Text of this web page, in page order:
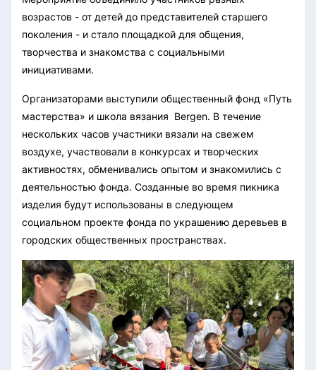
возрастов - от детей до представителей старшего
поколения - и стало площадкой для общения,
творчества и знакомства с социальными
инициативами.
Организаторами выступили общественный фонд «Путь
мастерства» и школа вязания Bergen. В течение
нескольких часов участники вязали на свежем
воздухе, участвовали в конкурсах и творческих
активностях, обменивались опытом и знакомились с
деятельностью фонда. Созданные во время пикника
изделия будут использованы в следующем
социальном проекте фонда по украшению деревьев в
городских общественных пространствах.